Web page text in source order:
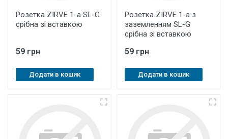
Розетка ZIRVE 1-а SL-G
срібна зі вставкою
59 грн
Додати в кошик
Розетка ZIRVE 1-а з
заземленням SL-G
срібна зі вставкою
59 грн
Додати в кошик